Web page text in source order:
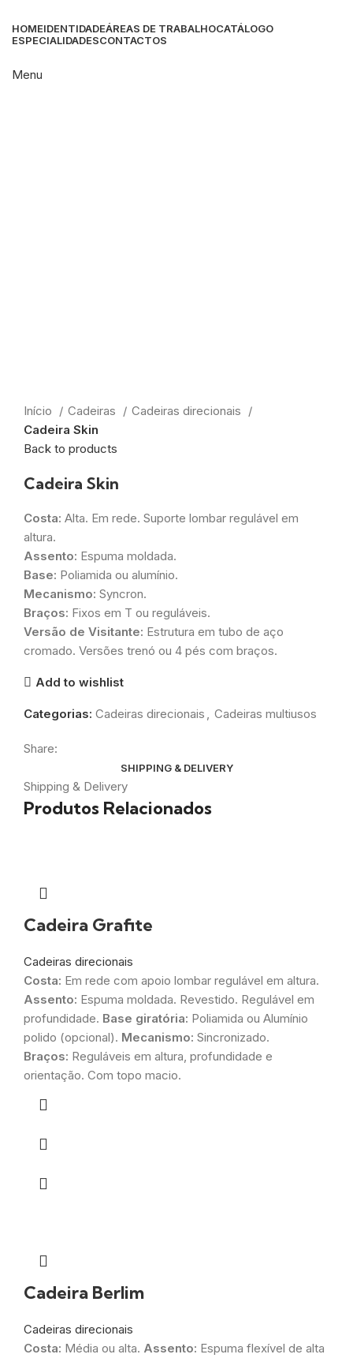
HOMEIDENTIDADEÁREAS DE TRABALHOCATÁLOGO
ESPECIALIDADESCONTACTOS
Menu
Início Cadeiras
Cadeiras direcionais
Cadeira Skin
Back to products
Cadeira Skin
Costa: Alta. Em rede. Suporte lombar regulável em
altura.
Assento: Espuma moldada.
Base: Poliamida ou alumínio.
Mecanismo: Syncron.
Braços: Fixos em T ou reguláveis.
Versão de Visitante: Estrutura em tubo de aço
cromado. Versões trenó ou 4 pés com braços.
Add to wishlist
Categorias: Cadeiras direcionais , Cadeiras multiusos
Share:
SHIPPING & DELIVERY
Shipping & Delivery
Produtos Relacionados
Cadeira Grafite
Cadeiras direcionais
Costa: Em rede com apoio lombar regulável em altura.
Assento: Espuma moldada. Revestido. Regulável em
profundidade. Base giratória: Poliamida ou Alumínio
polido (opcional). Mecanismo: Sincronizado.
Braços: Reguláveis em altura, profundidade e
orientação. Com topo macio.
Cadeira Berlim
Cadeiras direcionais
Costa: Média ou alta. Assento: Espuma flexível de alta